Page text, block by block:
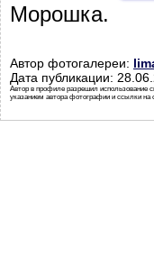
Морошка.
Автор фотогалереи:
Дата публикации:
Автор в профиле разрешил использование
указанием автора фотографии и ссылки на